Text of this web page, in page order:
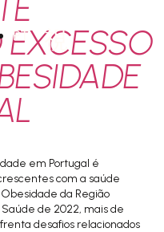
PT
em Portugal é
com a saúde
da Região
de 2022, mais de
desafios relacionados